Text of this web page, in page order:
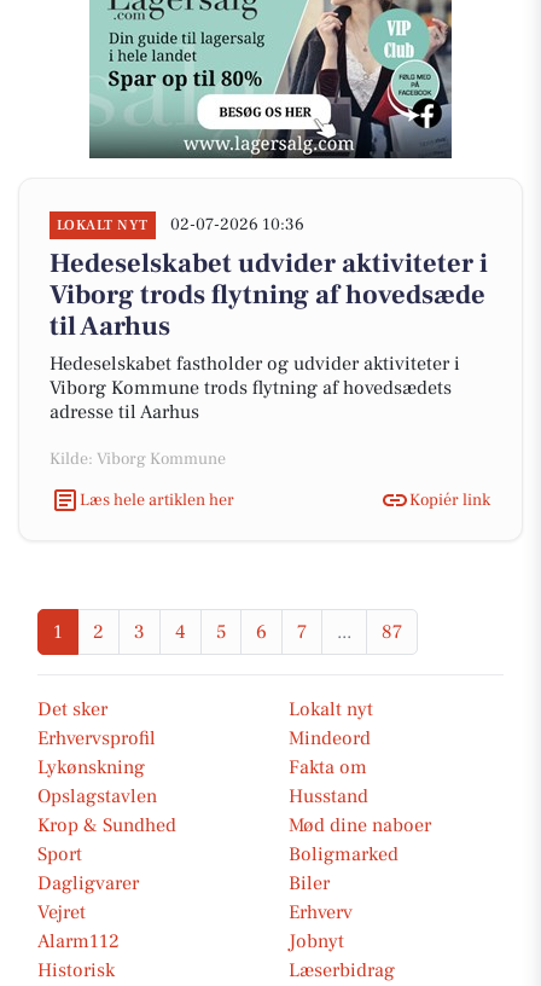
LOKALT NYT 02-07-2026 10:36
Hedeselskabet udvider aktiviteter i
Viborg trods flytning af hovedsæde
til Aarhus
Hedeselskabet fastholder og udvider aktiviteter i
Viborg Kommune trods flytning af hovedsædets
adresse til Aarhus
Kilde: Viborg Kommune
Læs hele artiklen her
Kopiér link
1 2 3 4 5 6 7 ... 87
Det sker
Lokalt nyt
Erhvervsprofil
Mindeord
Lykønskning
Fakta om
Opslagstavlen
Husstand
Krop & Sundhed
Mød dine naboer
Sport
Boligmarked
Dagligvarer
Biler
Vejret
Erhverv
Alarm112
Jobnyt
Historisk
Læserbidrag